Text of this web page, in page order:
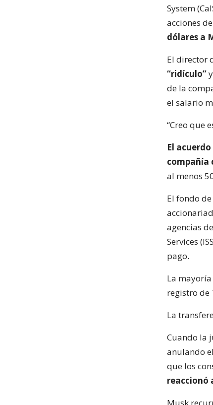
System
acciones
dólares a
El director
“ridículo”
de la
el salario
“Creo que
El
compañía
al menos
El fondo
agencias
Services
pago.
La
registro de
La
Cuando la
anulando
que los
reaccionó
Musk